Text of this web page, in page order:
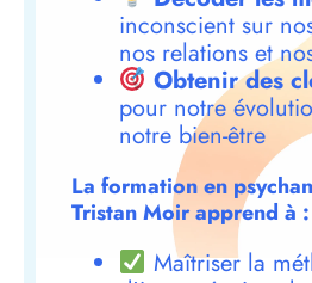
inconscient sur
nos relations et
Obtenir des
pour notre
notre bien-être
La formation en
Tristan Moir apprend à :
Maîtriser la